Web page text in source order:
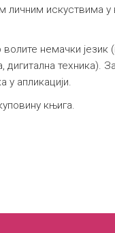
искуствима
немачки
техника).
апликацији.
књига.